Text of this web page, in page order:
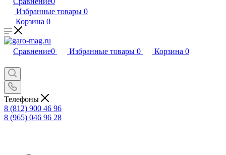
Избранные товары 0
Корзина 0
Сравнение0 Избранные товары 0 Корзина 0
Телефоны
8 (812) 900 46 96
8 (965) 046 96 28